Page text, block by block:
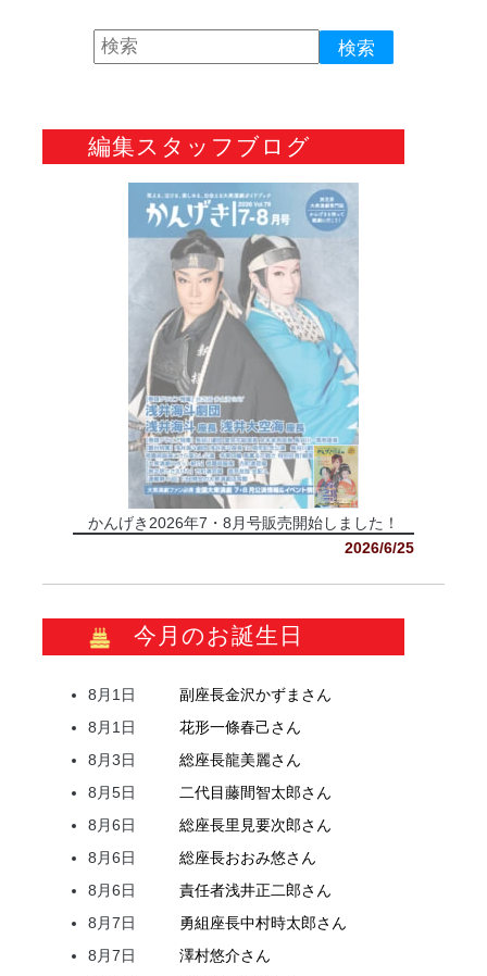
編集スタッフブログ
かんげき2026年7・8月号販売開始しました！
2026/6/25
今月のお誕生日
8月1日 副座長金沢かずま さん
8月1日
花形一條春己さん
8月3日
総座長龍美麗さん
8月5日
二代目藤間智太郎さん
8月6日
総座長里見要次郎さん
8月6日
総座長おおみ悠さん
8月6日
責任者浅井正二郎さん
8月7日
勇組座長中村時太郎さん
8月7日
澤村悠介さん